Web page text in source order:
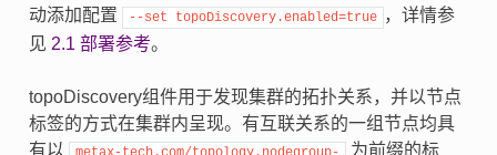
动添加配置
--set topoDiscovery.enabled=true ，详情参
见 2.1 部署参考。
topoDiscovery组件用于发现集群的拓扑关系，并以节点
标签的方式在集群内呈现。有互联关系的一组节点均具
有以
为前缀的标